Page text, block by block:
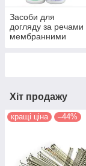
Засоби для
догляду за речами
мембранними
Хіт продажу
кращі ціна –44%